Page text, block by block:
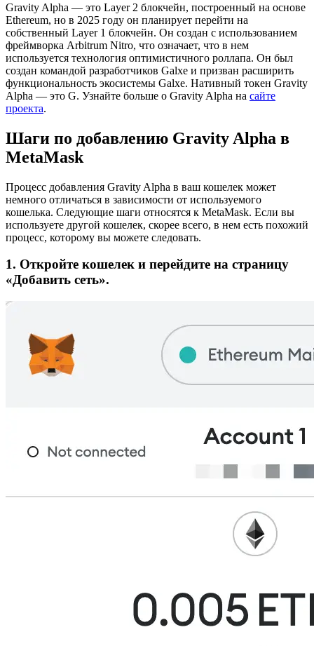
Gravity Alpha — это Layer 2 блокчейн, построенный на основе
Ethereum, но в 2025 году он планирует перейти на
собственный Layer 1 блокчейн. Он создан с использованием
фреймворка Arbitrum Nitro, что означает, что в нем
используется технология оптимистичного роллапа. Он был
создан командой разработчиков Galxe и призван расширить
функциональность экосистемы Galxe. Нативный токен Gravity
Alpha — это G. Узнайте больше о Gravity Alpha на сайте
проекта.
Шаги по добавлению Gravity Alpha в
MetaMask
Процесс добавления Gravity Alpha в ваш кошелек может
немного отличаться в зависимости от используемого
кошелька. Следующие шаги относятся к MetaMask. Если вы
используете другой кошелек, скорее всего, в нем есть похожий
процесс, которому вы можете следовать.
1. Откройте кошелек и перейдите на страницу
«Добавить сеть».